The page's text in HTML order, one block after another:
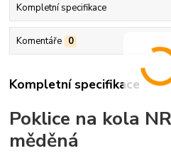
Kompletní specifikace
Komentáře 0
Kompletní specifikace
Poklice na kola
měděná